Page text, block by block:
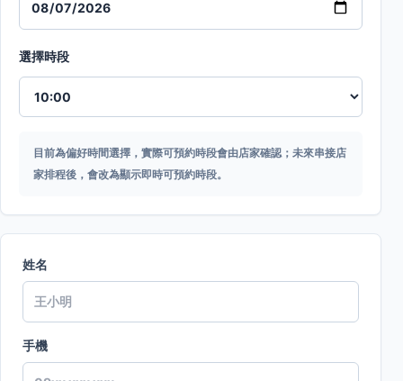
選擇時段
目前為偏好時間選擇，實際可預約時段會由店家確認；未來串接店
家排程後，會改為顯示即時可預約時段。
姓名
手機